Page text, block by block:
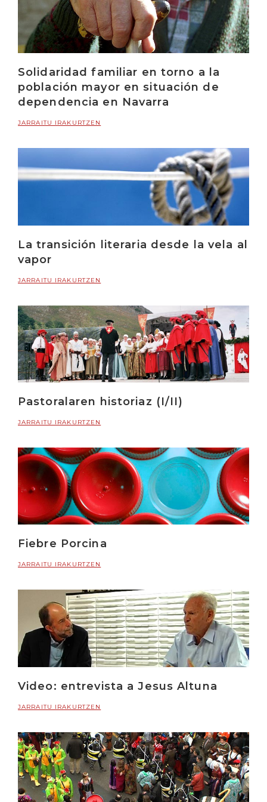
Solidaridad familiar en torno a la
población mayor en situación de
dependencia en Navarra
JARRAITU IRAKURTZEN
La transición literaria desde la vela al
vapor
JARRAITU IRAKURTZEN
Pastoralaren historiaz (I/II)
JARRAITU IRAKURTZEN
Fiebre Porcina
JARRAITU IRAKURTZEN
Video: entrevista a Jesus Altuna
JARRAITU IRAKURTZEN